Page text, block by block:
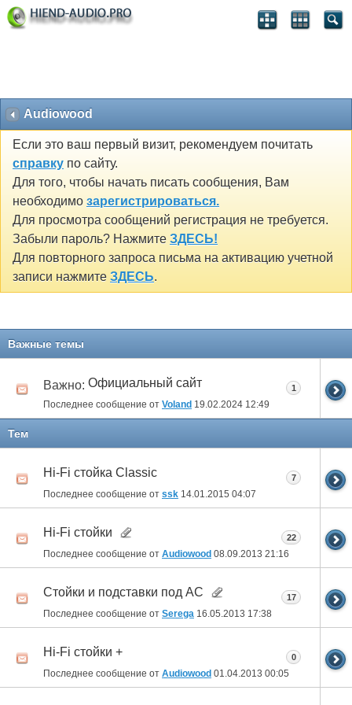
Audiowood
Если это ваш первый визит, рекомендуем почитать
справку по сайту.
Для того, чтобы начать писать сообщения, Вам
необходимо зарегистрироваться.
Для просмотра сообщений регистрация не требуется.
Забыли пароль? Нажмите ЗДЕСЬ!
Для повторного запроса письма на активацию учетной
записи нажмите ЗДЕСЬ.
Важные темы
Важно: Официальный сайт
Последнее сообщение от Voland 19.02.2024 12:49
1
Тем
Hi-Fi стойка Classic
Последнее сообщение от ssk 14.01.2015 04:07
7
Hi-Fi стойки
Последнее сообщение от Audiowood 08.09.2013 21:16
22
Стойки и подставки под АС
Последнее сообщение от Serega 16.05.2013 17:38
17
Hi-Fi стойки +
Последнее сообщение от Audiowood 01.04.2013 00:05
0